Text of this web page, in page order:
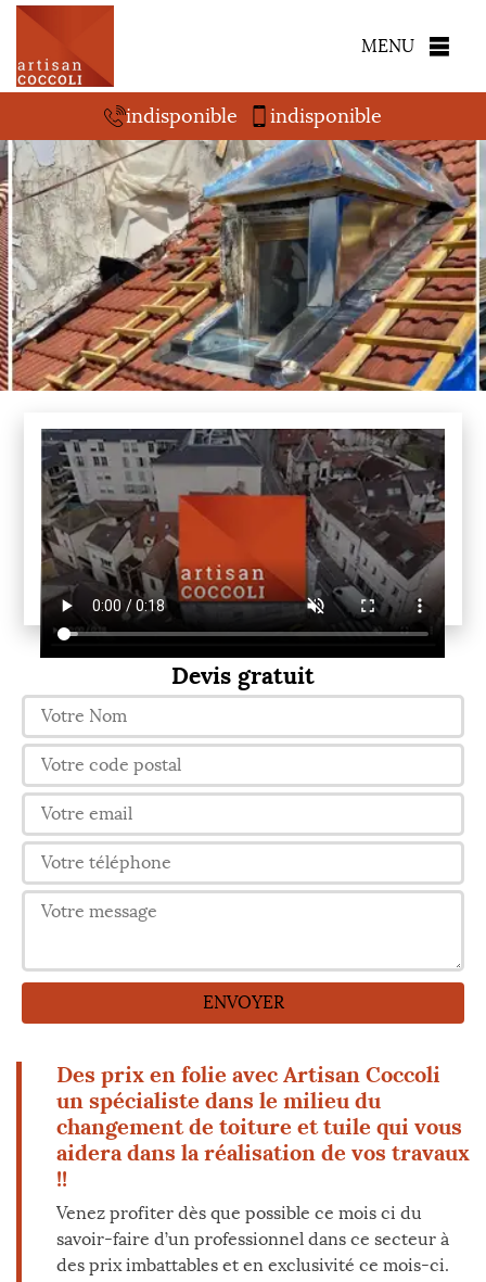
MENU
indisponible indisponible
Devis gratuit
Des prix en folie avec Artisan Coccoli
un spécialiste dans le milieu du
changement de toiture et tuile qui vous
aidera dans la réalisation de vos travaux
!!
Venez profiter dès que possible ce mois ci du
savoir-faire d’un professionnel dans ce secteur à
des prix imbattables et en exclusivité ce mois-ci.